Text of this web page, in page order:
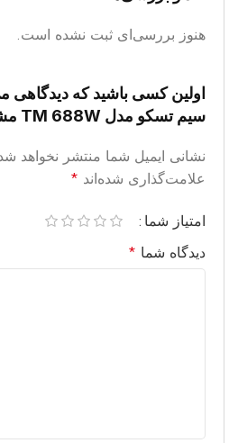
هنوز بررسی‌ای ثبت نشده است.
اولین کسی باشید که
سیم تسکو مدل TM 688W مشکی”
نشانی ایمیل شما منتشر نخواهد
علامت‌گذاری شده‌اند *
امتیاز شما
دیدگاه شما *